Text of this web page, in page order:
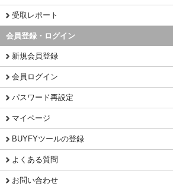
受取レポート
会員登録・ログイン
新規会員登録
会員ログイン
パスワード再設定
マイページ
BUYFYツールの登録
よくある質問
お問い合わせ